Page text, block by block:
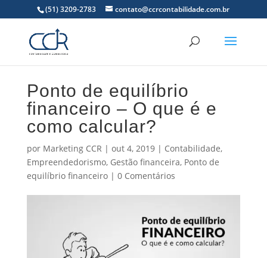
(51) 3209-2783 contato@ccrcontabilidade.com.br
Ponto de equilíbrio
financeiro – O que é e
como calcular?
por Marketing CCR | out 4, 2019| Contabilidade,
Empreendedorismo, Gestão financeira, Ponto de
equilíbrio financeiro| 0 Comentários